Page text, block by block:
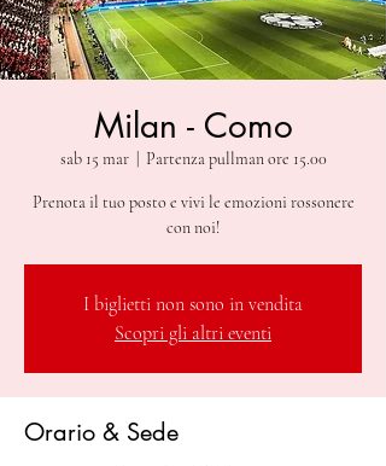
Milan - Como
sab 15 mar
  |
Partenza pullman ore 15.00
Prenota il tuo posto e vivi le emozioni rossonere
con noi!
I biglietti non sono in vendita
Scopri gli altri eventi
Orario & Sede